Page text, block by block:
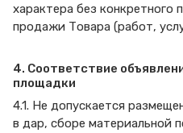
характера без
продажи Товара (работ,
4. Соответствие
площадки
4.1. Не допускается
в дар, сборе материальной